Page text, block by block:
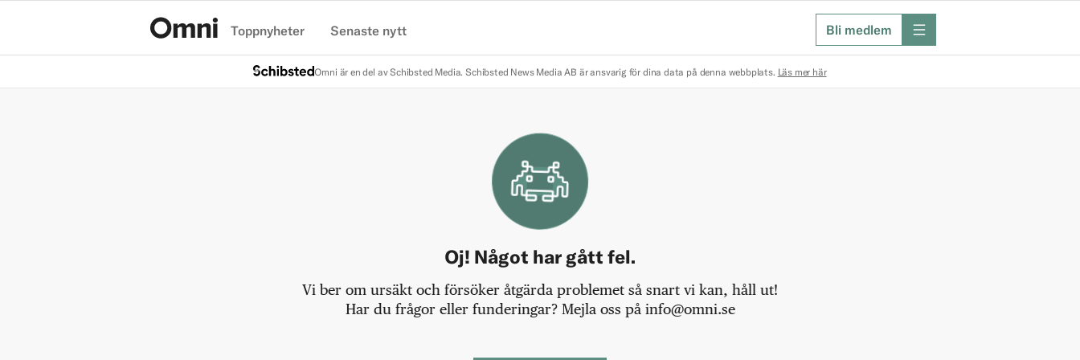
Toppnyheter Senaste nytt Bli medlem meny
Omni är en del av Schibsted Media. Schibsted News Media AB är ansvarig för dina data på denna webbplats. Läs mer här
Oj! Något har gått fel.
Vi ber om ursäkt och försöker åtgärda problemet så snart vi kan, håll ut!
Har du frågor eller funderingar? Mejla oss på info@omni.se